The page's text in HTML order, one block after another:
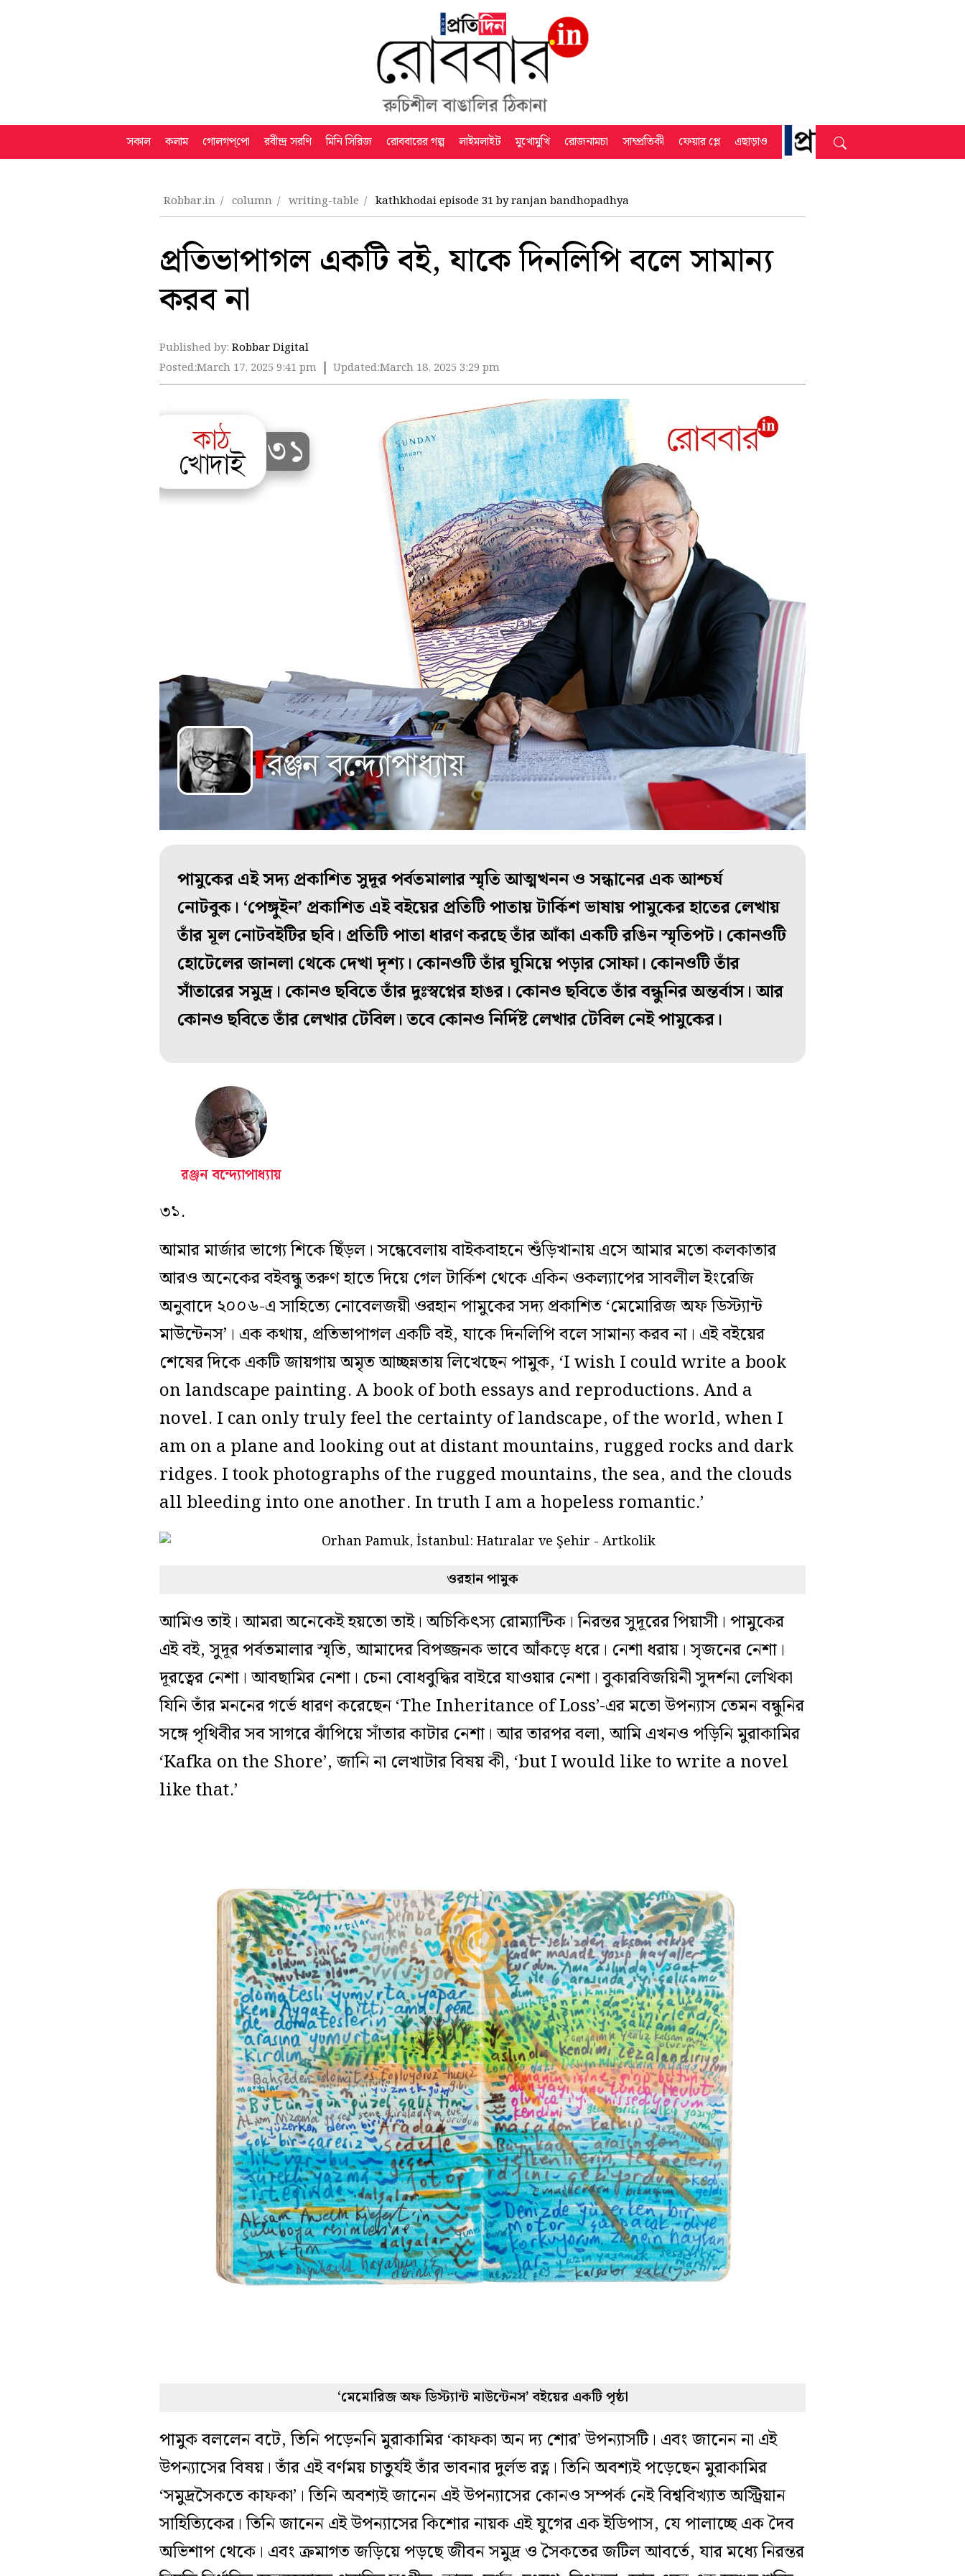
সকাল কলাম গোলগপ্‌পো রবীন্দ্র সরণি মিনি সিরিজ রোববারের গল্প লাইমলাইট মুখোমুখি রোজনামচা সাম্প্রতিকী ফেয়ার প্লে এছাড়াও
Robbar.in column writing-table kathkhodai episode 31 by ranjan bandhopadhya
প্রতিভাপাগল একটি বই, যাকে দিনলিপি বলে সামান্য
করব না
Published by: Robbar Digital
Posted:March 17, 2025 9:41 pm Updated:March 18, 2025 3:29 pm
পামুকের এই সদ্য প্রকাশিত সুদূর পর্বতমালার স্মৃতি আত্মখনন ও সন্ধানের এক আশ্চর্য
নোটবুক। ‘পেঙ্গুইন’ প্রকাশিত এই বইয়ের প্রতিটি পাতায় টার্কিশ ভাষায় পামুকের হাতের লেখায়
তাঁর মূল নোটবইটির ছবি। প্রতিটি পাতা ধারণ করছে তাঁর আঁকা একটি রঙিন স্মৃতিপট। কোনওটি
হোটেলের জানলা থেকে দেখা দৃশ্য। কোনওটি তাঁর ঘুমিয়ে পড়ার সোফা। কোনওটি তাঁর
সাঁতারের সমুদ্র। কোনও ছবিতে তাঁর দুঃস্বপ্নের হাঙর। কোনও ছবিতে তাঁর বন্ধুনির অন্তর্বাস। আর
কোনও ছবিতে তাঁর লেখার টেবিল। তবে কোনও নির্দিষ্ট লেখার টেবিল নেই পামুকের।
রঞ্জন বন্দ্যোপাধ্যায়
৩১.
আমার মার্জার ভাগ্যে শিকে ছিঁড়ল। সন্ধেবেলায় বাইকবাহনে শুঁড়িখানায় এসে আমার মতো কলকাতার
আরও অনেকের বইবন্ধু তরুণ হাতে দিয়ে গেল টার্কিশ থেকে একিন ওকল্যাপের সাবলীল ইংরেজি
অনুবাদে ২০০৬-এ সাহিত্যে নোবেলজয়ী ওরহান পামুকের সদ্য প্রকাশিত ‘মেমোরিজ অফ ডিস্ট্যান্ট
মাউন্টেনস’। এক কথায়, প্রতিভাপাগল একটি বই, যাকে দিনলিপি বলে সামান্য করব না। এই বইয়ের
শেষের দিকে একটি জায়গায় অমৃত আচ্ছন্নতায় লিখেছেন পামুক, ‘I wish I could write a book
on landscape painting. A book of both essays and reproductions. And a
novel. I can only truly feel the certainty of landscape, of the world, when I
am on a plane and looking out at distant mountains, rugged rocks and dark
ridges. I took photographs of the rugged mountains, the sea, and the clouds
all bleeding into one another. In truth I am a hopeless romantic.’
ওরহান পামুক
আমিও তাই। আমরা অনেকেই হয়তো তাই। অচিকিৎস্য রোম্যান্টিক। নিরন্তর সুদূরের পিয়াসী। পামুকের
এই বই, সুদূর পর্বতমালার স্মৃতি, আমাদের বিপজ্জনক ভাবে আঁকড়ে ধরে। নেশা ধরায়। সৃজনের নেশা।
দূরত্বের নেশা। আবছামির নেশা। চেনা বোধবুদ্ধির বাইরে যাওয়ার নেশা। বুকারবিজয়িনী সুদর্শনা লেখিকা
যিনি তাঁর মননের গর্ভে ধারণ করেছেন ‘The Inheritance of Loss’-এর মতো উপন্যাস তেমন বন্ধুনির
সঙ্গে পৃথিবীর সব সাগরে ঝাঁপিয়ে সাঁতার কাটার নেশা। আর তারপর বলা, আমি এখনও পড়িনি মুরাকামির
‘Kafka on the Shore’, জানি না লেখাটার বিষয় কী, ‘but I would like to write a novel
like that.’
‘মেমোরিজ অফ ডিস্ট্যান্ট মাউন্টেনস’ বইয়ের একটি পৃষ্ঠা
পামুক বললেন বটে, তিনি পড়েননি মুরাকামির ‘কাফকা অন দ্য শোর’ উপন্যাসটি। এবং জানেন না এই
উপন্যাসের বিষয়। তাঁর এই বর্ণময় চাতুর্যই তাঁর ভাবনার দুর্লভ রত্ন। তিনি অবশ্যই পড়েছেন মুরাকামির
‘সমুদ্রসৈকতে কাফকা’। তিনি অবশ্যই জানেন এই উপন্যাসের কোনও সম্পর্ক নেই বিশ্ববিখ্যাত অস্ট্রিয়ান
সাহিত্যিকের। তিনি জানেন এই উপন্যাসের কিশোর নায়ক এই যুগের এক ইডিপাস, যে পালাচ্ছে এক দৈব
অভিশাপ থেকে। এবং ক্রমাগত জড়িয়ে পড়ছে জীবন সমুদ্র ও সৈকতের জটিল আবর্তে, যার মধ্যে নিরন্তর